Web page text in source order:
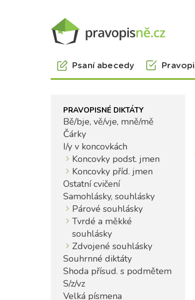
Psaní abecedy
PRAVOPISNÉ DIKTÁTY
Bě/bje, vě/vje, mně/mě
Čárky
I/y v koncovkách
Koncovky podst. jmen
Koncovky příd. jmen
Ostatní cvičení
Samohlásky, souhlásky
Párové souhlásky
Tvrdé a měkké
souhlásky
Zdvojené souhlásky
Souhrnné diktáty
Shoda přísud. s podmětem
S/z/vz
Velká písmena